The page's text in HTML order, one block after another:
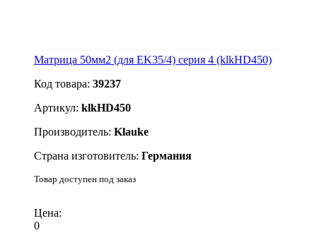
Матрица 50мм2 (для EK35/4) серия 4 (klkHD450)
Код товара: 39237
Артикул: klkHD450
Производитель: Klauke
Страна изготовитель: Германия
Товар доступен под заказ
Цена:
0